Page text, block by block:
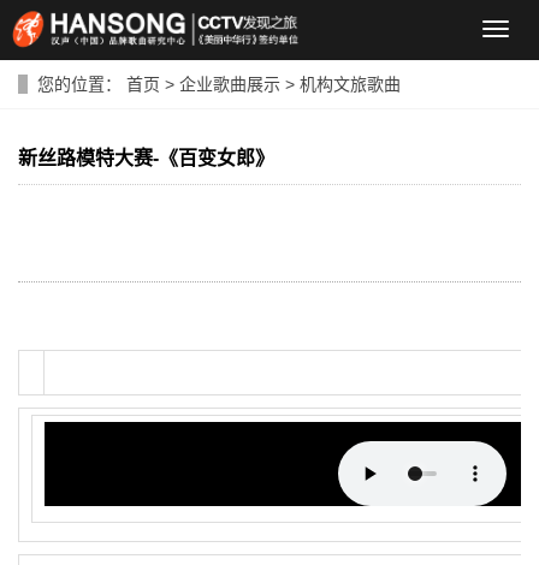
导
您的位置： 首页 > 企业歌曲展示 > 机构文旅歌曲
新丝路模特大赛-《百变女郎》